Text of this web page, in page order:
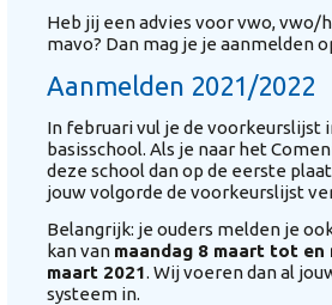
Heb jij een advies voor vwo, vwo/
mavo? Dan mag je je aanmelden
Aanmelden 2021/2022
In februari vul je de voorkeurslijst
basisschool. Als je naar het
deze school dan op de eerste
jouw volgorde de voorkeurslijst
Belangrijk: je ouders melden je
kan van maandag 8 maart tot en
maart 2021. Wij voeren dan al
systeem in.